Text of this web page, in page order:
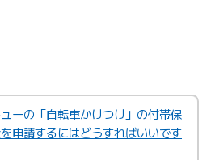
ーの「自転車かけつけ」の付帯保
申請するにはどうすればいいです